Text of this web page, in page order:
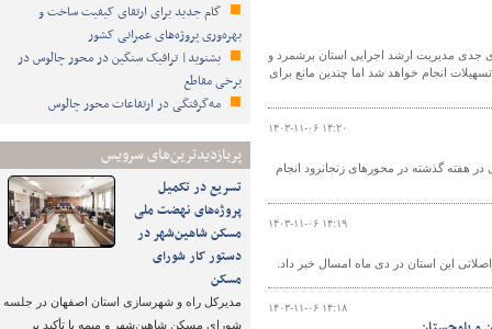
گام جدید برای ارتقای کیفیت ساخت و
بهره‌وری پروژه‌های عمرانی کشور
بشنوید| ترافیک سنگین در محور چالوس در
برخی مقاطع
مه‌گرفتگی در ارتفاعات محور چالوس
پربازدیدترین‌های سرویس
تسریع در تکمیل
پروژه‌های نهضت ملی
مسکن شاهین‌شهر در
دستور کار شورای
مسکن
مدیرکل راه و شهرسازی استان اصفهان در جلسه
شورای مسکن شاهین‌شهر و میمه با تأکید بر
مدیریت ارشد اجرایی استان برشمرد و
انجام خواهد شد اما چندین‌ مانع برای
۱۴۰۳-۱۱-۰۶ ۱۴:۲۰
زنجانرود گفت: یک هزار و ۴۸۷ کیلومتر برفروبی در هفته گذشته در محورهای زنجانرود انجام
۱۴۰۳-۱۱-۰۶ ۱۴:۱۹
۱۴۰۳-۱۱-۰۶ ۱۴:۱۸